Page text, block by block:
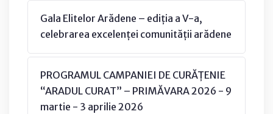
Gala Elitelor Arădene – ediția a V-a,
celebrarea excelenței comunității arădene
PROGRAMUL CAMPANIEI DE CURĂȚENIE
“ARADUL CURAT” – PRIMĂVARA 2026 - 9
martie - 3 aprilie 2026